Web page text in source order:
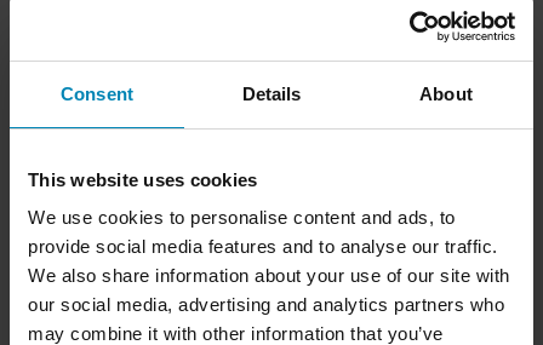
Consent Details About
This website uses cookies
We use cookies to personalise content and ads, to
provide social media features and to analyse our traffic.
We also share information about your use of our site with
our social media, advertising and analytics partners who
may combine it with other information that you’ve
Roll-Off-System
Pack